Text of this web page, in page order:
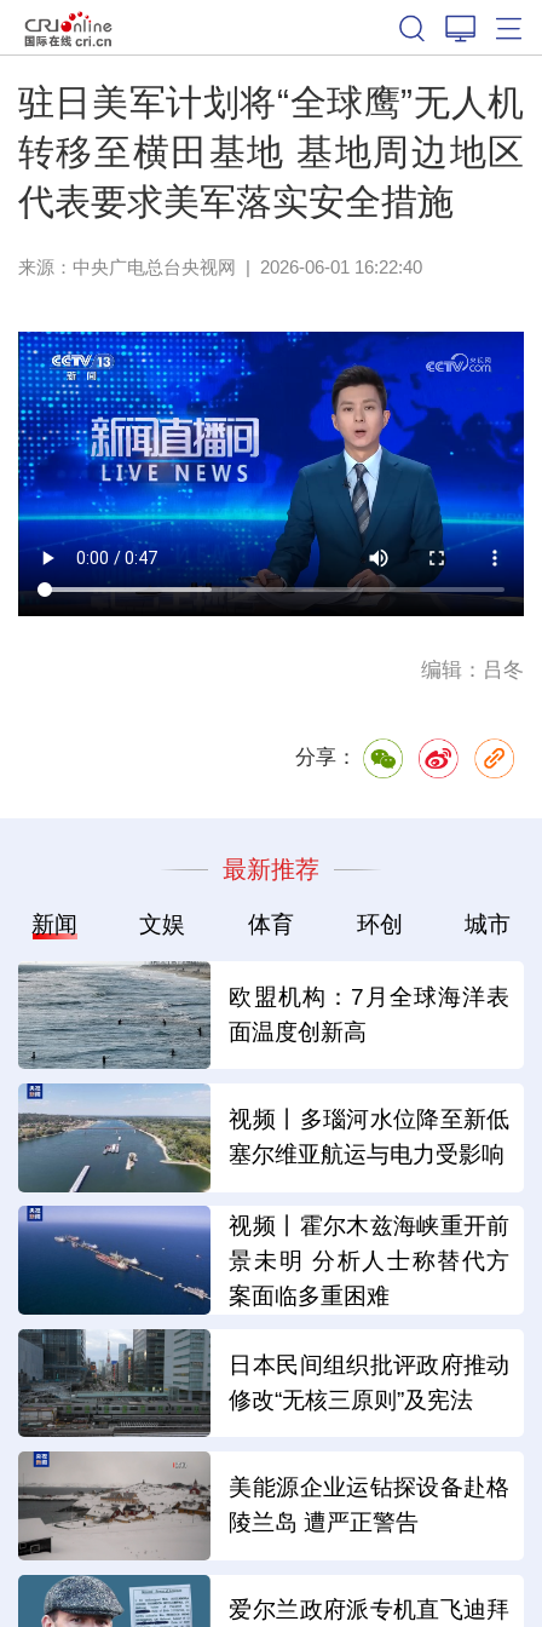
驻日美军计划将“全球鹰”无人机
转移至横田基地 基地周边地区
代表要求美军落实安全措施
来源： 中央广电总台央视网 | 2026-06-01 16:22:40
编辑：吕冬
分享：
最新推荐
新闻 文娱 体育 环创 城市
欧盟机构：7月全球海洋表
面温度创新高
视频丨多瑙河水位降至新低
塞尔维亚航运与电力受影响
视频丨霍尔木兹海峡重开前
景未明 分析人士称替代方
案面临多重困难
日本民间组织批评政府推动
修改“无核三原则”及宪法
美能源企业运钻探设备赴格
陵兰岛 遭严正警告
爱尔兰政府派专机直飞迪拜